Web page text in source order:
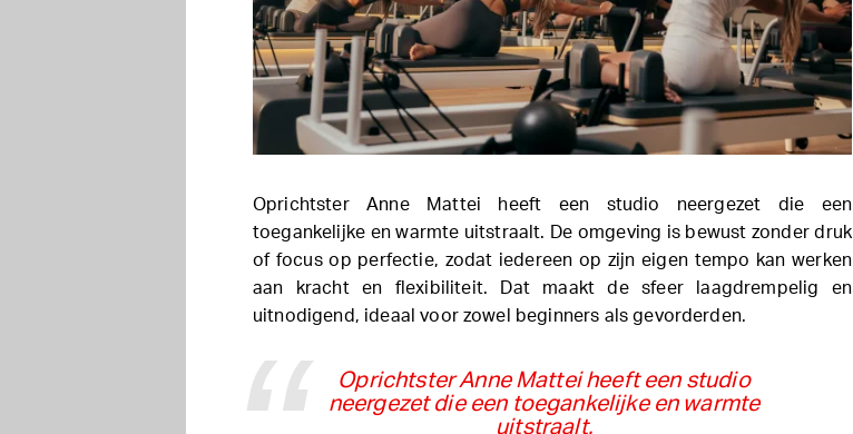
Oprichtster Anne Mattei heeft een studio neergezet die een
toegankelijke en warmte uitstraalt. De omgeving is bewust zonder druk
of focus op perfectie, zodat iedereen op zijn eigen tempo kan werken
aan kracht en flexibiliteit. Dat maakt de sfeer laagdrempelig en
uitnodigend, ideaal voor zowel beginners als gevorderden.
Oprichtster Anne Mattei heeft een studio
neergezet die een toegankelijke en warmte
uitstraalt.